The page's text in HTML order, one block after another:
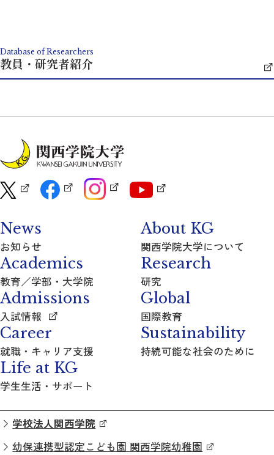
Database of Researchers
教員・研究者紹介
News
お知らせ
About KG
関西学院大学について
Academics
教育／学部・大学院
Research
研究
Admissions
入試情報
Global
国際教育
Career
就職・キャリア支援
Sustainability
持続可能な社会のために
Life at KG
学生生活・サポート
学校法人関西学院
幼保連携型認定こども園 関西学院幼稚園